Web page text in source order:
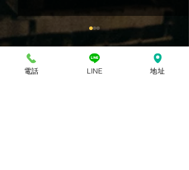
留言電話 LINE 地址